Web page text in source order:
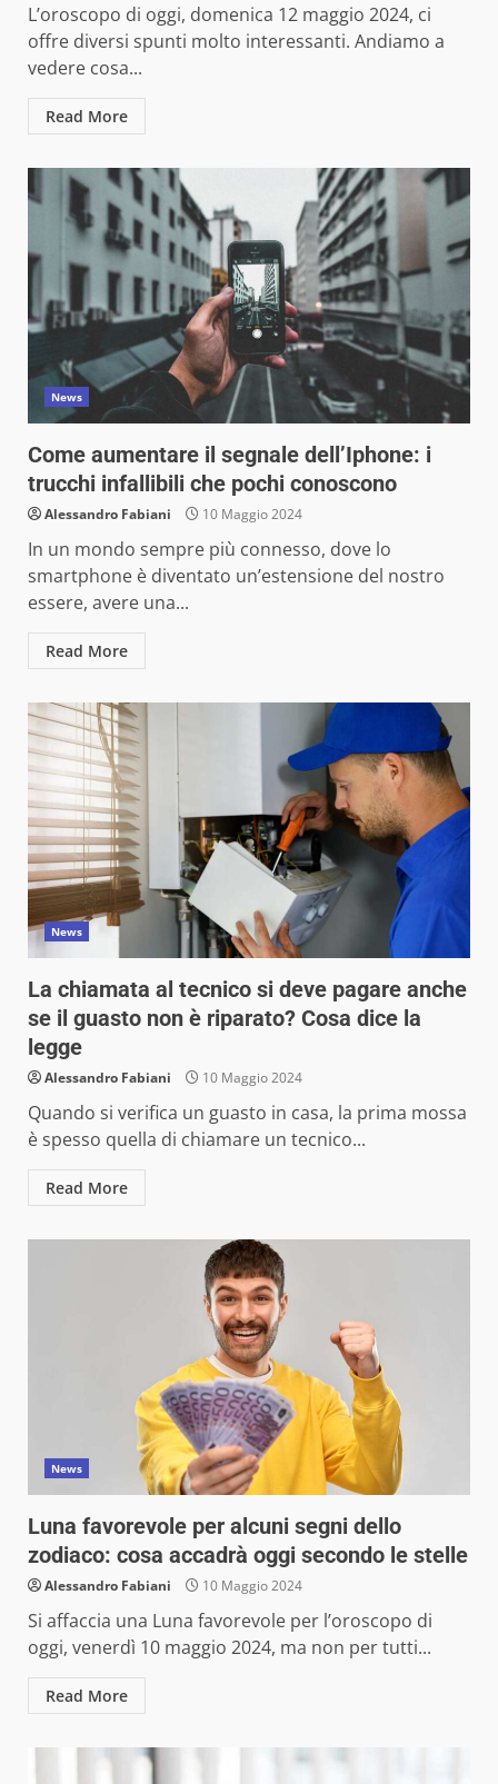
L’oroscopo di oggi, domenica 12 maggio 2024, ci
offre diversi spunti molto interessanti. Andiamo a
vedere cosa...
Read More
News
Come aumentare il segnale dell’Iphone: i
trucchi infallibili che pochi conoscono
Alessandro Fabiani 10 Maggio 2024
In un mondo sempre più connesso, dove lo
smartphone è diventato un’estensione del nostro
essere, avere una...
Read More
News
La chiamata al tecnico si deve pagare anche
se il guasto non è riparato? Cosa dice la
legge
Alessandro Fabiani 10 Maggio 2024
Quando si verifica un guasto in casa, la prima mossa
è spesso quella di chiamare un tecnico...
Read More
News
Luna favorevole per alcuni segni dello
zodiaco: cosa accadrà oggi secondo le stelle
Alessandro Fabiani 10 Maggio 2024
Si affaccia una Luna favorevole per l’oroscopo di
oggi, venerdì 10 maggio 2024, ma non per tutti...
Read More